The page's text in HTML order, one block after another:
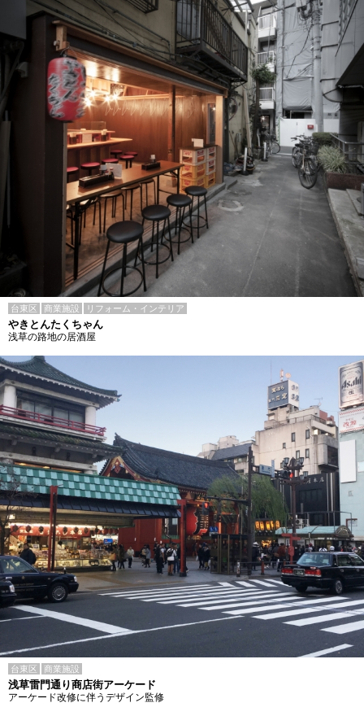
台東区 商業施設 リフォーム・インテリア
やきとんたくちゃん
浅草の路地の居酒屋
台東区 商業施設
浅草雷門通り商店街アーケード
アーケード改修に伴うデザイン監修